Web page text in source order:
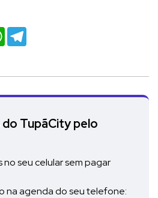
WhatsApp
TupãCity pelo
seu celular sem pagar
na agenda do seu telefone: